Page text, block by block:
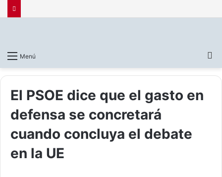
Menú
El PSOE dice que el gasto en
defensa se concretará
cuando concluya el debate
en la UE